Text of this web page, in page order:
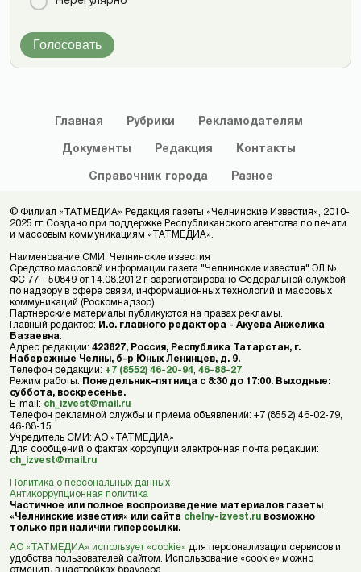
Голосовать
Главная Рубрики Рекламодателям
Документы Редакция Контакты
Справочник города Разное
© Филиал «ТАТМЕДИА» Редакция газеты «Челнинские Известия», 2010-
2025 гг. Создано при поддержке Республиканского агентства по печати
и массовым коммуникациям «ТАТМЕДИА».
Наименование СМИ: Челнинские известия
Средство массовой информации газета "Челнинские известия" ЭЛ №
ФС 77 – 50849 от 14.08.2012 г. зарегистрировано Федеральной службой
по надзору в сфере связи, информационных технологий и массовых
коммуникаций (Роскомнадзор)
Партнерские материалы публикуются на правах рекламы.
Главный редактор: И.о. главного редактора - Акуева Анжелика
Базаевна
Адрес редакции: 423827, Россия, Республика Татарстан, г.
Набережные Челны, б-р Юных Ленинцев, д. 9.
Телефон редакции: +7 (8552) 46-20-94 46-88-27
Режим работы: Понедельник–пятница с 8:30 до 17:00. Выходные:
суббота, воскресенье.
E-mail: ch_izvest@mail.ru
Телефон рекламной службы и приема объявлений: +7 (8552) 46-02-79,
46-88-15
Учредитель СМИ: АО «ТАТМЕДИА»
Для сообщений о фактах коррупции электронная почта редакции:
ch_izvest@mail.ru
Политика о персональных данных
Антикоррупционная политика
Частичное или полное воспроизведение материалов газеты
«Челнинские известия» или сайта chelny-izvest.ru возможно
только при наличии гиперссылки.
АО «ТАТМЕДИА» использует «cookie» для персонализации сервисов и
удобства пользователей сайтом. Использование «cookie» можно
отменить в настройках браузера.